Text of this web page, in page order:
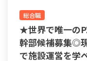
総合職
★世界で唯一の
幹部候補募集◎
で施設運営を学